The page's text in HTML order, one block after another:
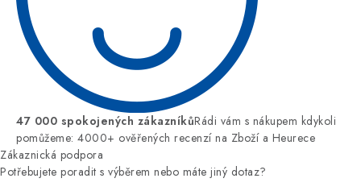
47 000 spokojených zákazníkůRádi vám s nákupem kdykoli
pomůžeme: 4000+ ověřených recenzí na Zboží a Heurece
Zákaznická podpora
Potřebujete poradit s výběrem nebo máte jiný dotaz?